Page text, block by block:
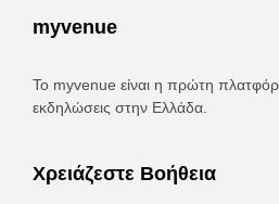
myvenue
Το myvenue είναι η πρώτη
εκδηλώσεις στην Ελλάδα.
Χρειάζεστε Βοήθεια